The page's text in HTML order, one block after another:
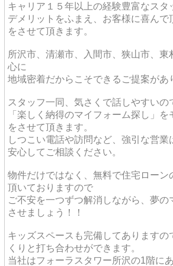
キャリア１５年以上の経験豊富なスタ
デメリットをふまえ、お客様に喜んで
をさせて頂きます。
所沢市、清瀬市、入間市、狭山市、東
心に
地域密着だからこそできるご提案があ
スタッフ一同、気さくで話しやすいの
「楽しく納得のマイフォーム探し」
をさせて頂きます。
しつこい電話や訪問など、強引な営業
安心してご相談ください。
物件だけではなく、無料で住宅ローン
頂いておりますので
ご不安を一つずつ解消しながら、夢の
させましょう！！
キッズスペースも完備してありますの
くりと打ち合わせができます。
当社はフォーラスタワー所沢の1階に